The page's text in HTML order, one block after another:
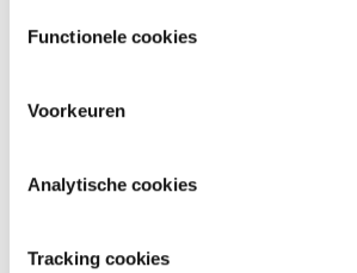
Functionele cookies
Voorkeuren
Analytische cookies
Tracking cookies